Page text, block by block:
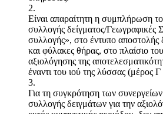
2.
Είναι απαραίτητη η συμπλήρωση
συλλογής δείγματος/Γεωγραφικές
συλλογής», στο έντυπο αποστολής
και φύλακες θήρας, στο πλαίσιο
αξιολόγησης της
έναντι του ιού της λύσσας (μέρος
3.
Για τη συγκρότηση των
συλλογής δειγμάτων για την